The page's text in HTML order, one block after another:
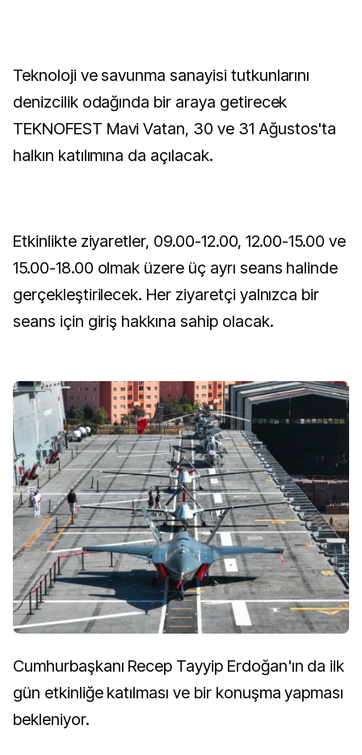
Teknoloji ve savunma sanayisi tutkunlarını
denizcilik odağında bir araya getirecek
TEKNOFEST Mavi Vatan, 30 ve 31 Ağustos'ta
halkın katılımına da açılacak.
Etkinlikte ziyaretler, 09.00-12.00, 12.00-15.00 ve
15.00-18.00 olmak üzere üç ayrı seans halinde
gerçekleştirilecek. Her ziyaretçi yalnızca bir
seans için giriş hakkına sahip olacak.
Cumhurbaşkanı Recep Tayyip Erdoğan'ın da ilk
gün etkinliğe katılması ve bir konuşma yapması
bekleniyor.